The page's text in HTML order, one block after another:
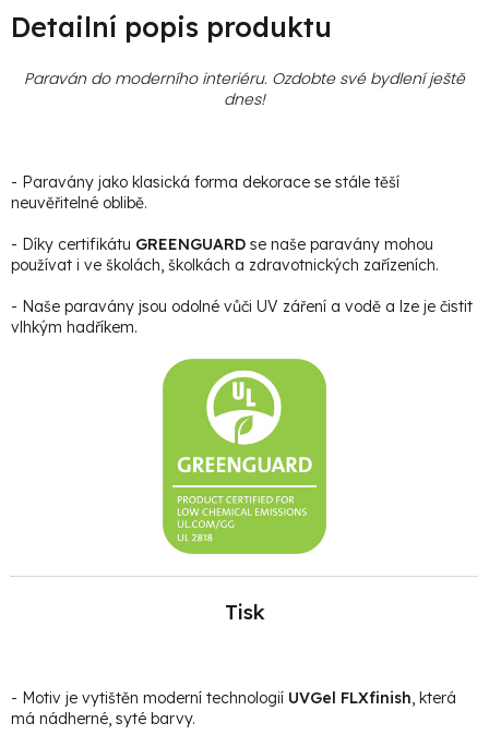
Detailní popis produktu
Paraván do moderního interiéru. Ozdobte své bydlení ještě
dnes!
- Paravány jako klasická forma dekorace se stále těší
neuvěřitelné oblibě.
- Díky certifikátu GREENGUARD se naše paravány mohou
používat i ve školách, školkách a zdravotnických zařízeních.
- Naše paravány jsou odolné vůči UV záření a vodě a lze je čistit
vlhkým hadříkem.
Tisk
- Motiv je vytištěn moderní technologií UVGel FLXfinish, která
má nádherné, syté barvy.